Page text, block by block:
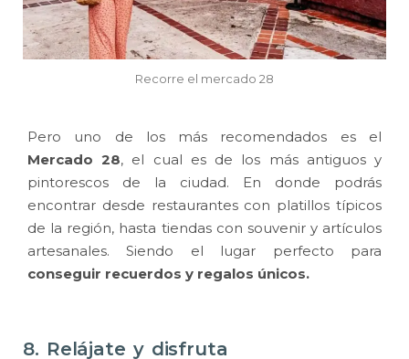
Recorre el mercado 28
Pero uno de los más recomendados es el
Mercado 28, el cual es de los más antiguos y
pintorescos de la ciudad. En donde podrás
encontrar desde restaurantes con platillos típicos
de la región, hasta tiendas con souvenir y artículos
artesanales. Siendo el lugar perfecto para
conseguir recuerdos y regalos únicos.
8. Relájate y disfruta